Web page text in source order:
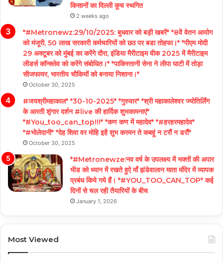
किसानों का दिल्ली कूच स्थगित
2 weeks ago
*#Metronewz:29/10/2025: बुधवार को बड़ी खबरें* *8वें वेतन आयोग
को मंजूरी, 50 लाख सरकारी कर्मचारियों को छठ पर बडा तोहफा।* *पीएम मोदी
29 अक्टूबर को मुंबई का करेंगे दौरा, इंडिया मैरीटाइम वीक 2025 में मैरीटाइम
लीडर्स कॉन्क्लेव को करेंगे संबोधित।* *पाकिस्तानी सेना ने लीपा घाटी में तोड़ा
सीजफायर, भारतीय चौकियों को बनाया निशाना।*
October 30, 2025
#जयश्रीमहाकाल* *30-10-2025* *गुरुवार* *श्री महाकालेश्वर ज्योतिर्लिंग
के आरती शृंगार दर्शन #live की हार्दिक शुभकामनाएं*
*#You_too_can_top!!!* *कण कण में महादेव* *#हरहरमहादेव*
*#भोलेदानी* *देह शिवा वर मोहि इहै शुभ करमन ते कबहूं न टरौं न डरौं*
October 30, 2025
*#Metronewze:नव वर्ष के उपलक्ष्य में भक्तों की अपार
भीड को ध्यान में रखते हुऐ माँ झंडेवालान माता मंदिर में व्यापक
प्रबंध किये गये हैं। *#YOU_TOO_CAN_TOP* कई
दिनों से चल रही तैयारियों के बीच
January 1, 2026
Most Viewed